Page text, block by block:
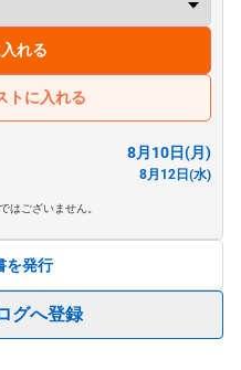
れる
トに入れる
8月10日(月)
8月12日(水)
はございません。
を発行
グへ登録